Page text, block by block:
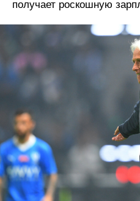
получает роскошную